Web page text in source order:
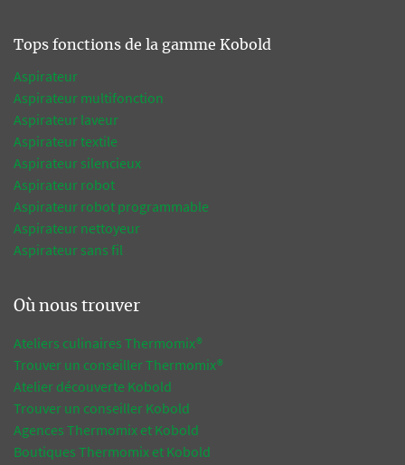
Tops fonctions de la gamme Kobold
Aspirateur
Aspirateur multifonction
Aspirateur laveur
Aspirateur textile
Aspirateur silencieux
Aspirateur robot
Aspirateur robot programmable
Aspirateur nettoyeur
Aspirateur sans fil
Où nous trouver
Ateliers culinaires Thermomix®
Trouver un conseiller Thermomix®
Atelier découverte Kobold
Trouver un conseiller Kobold
Agences Thermomix et Kobold
Boutiques Thermomix et Kobold